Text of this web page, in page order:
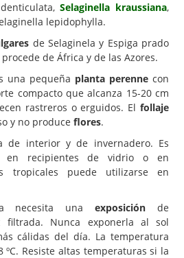
denticulata,Selaginella kraussiana,
lepidophylla.
de Selaginela y Espiga prado
de África y de las Azores.
una pequeña planta perenne con
compacto que alcanza 15-20 cm
rastreros o erguidos. Elfollaje
y no produce flores.
de interior y de invernadero. Es
en recipientes de vidrio o en
tropicales puede utilizarse en
necesita unaexposición de
Nunca exponerla al sol
cálidas del día. La temperatura
ºC. Resiste altas temperaturas si la